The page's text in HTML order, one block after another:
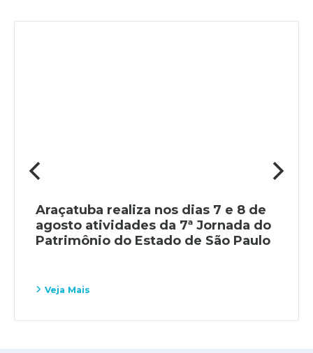
Araçatuba realiza nos dias 7 e 8 de
agosto atividades da 7ª Jornada do
Patrimônio do Estado de São Paulo
Veja Mais